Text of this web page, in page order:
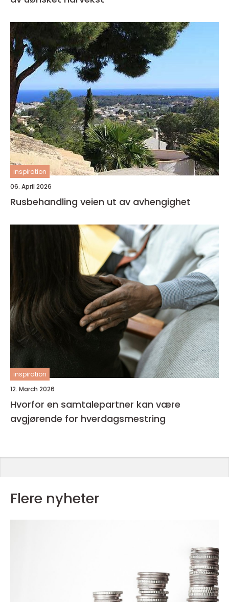
inspiration
06. April 2026
Rusbehandling veien ut av avhengighet
inspiration
12. March 2026
Hvorfor en samtalepartner kan være
avgjørende for hverdagsmestring
Flere nyheter